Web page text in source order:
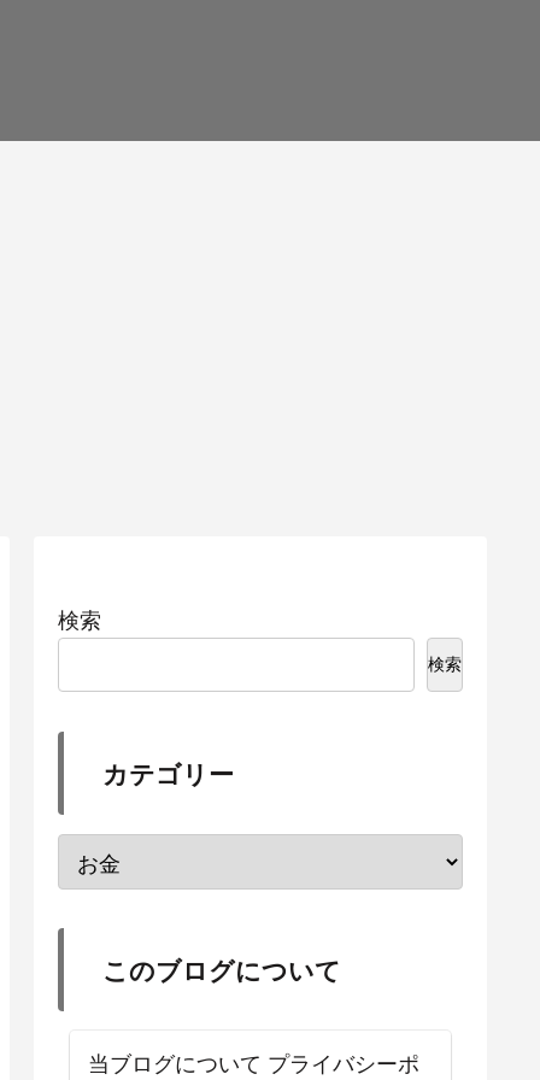
検索
検索
カテゴリー
このブログについて
当ブログについて プライバシーポ